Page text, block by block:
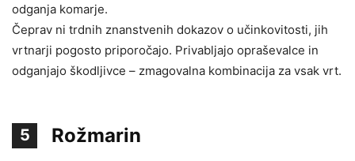
odganja komarje.
Čeprav ni trdnih znanstvenih dokazov o učinkovitosti, jih
vrtnarji pogosto priporočajo. Privabljajo opraševalce in
odganjajo škodljivce – zmagovalna kombinacija za vsak vrt.
5 Rožmarin